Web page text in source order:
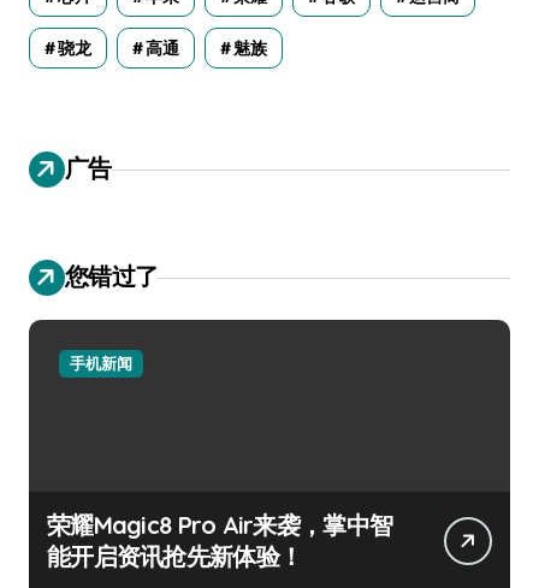
骁龙 高通 魅族
广告
您错过了
手机新闻
荣耀Magic8 Pro Air来袭，掌中智
能开启资讯抢先新体验！